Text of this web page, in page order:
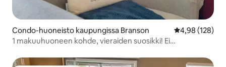
Condo-huoneisto kaupungissa Branson
4,98 (128)
1 makuuhuoneen kohde, vieraiden suosikki! Ei